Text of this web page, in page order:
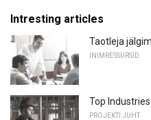
Intresting articles
Taotleja
INIMRESSURSID
Top
PROJEKTI JUHT